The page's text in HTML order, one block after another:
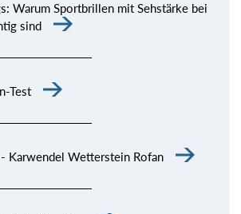
Warum Sportbrillen mit Sehstärke bei
sind
Test
Karwendel Wetterstein Rofan